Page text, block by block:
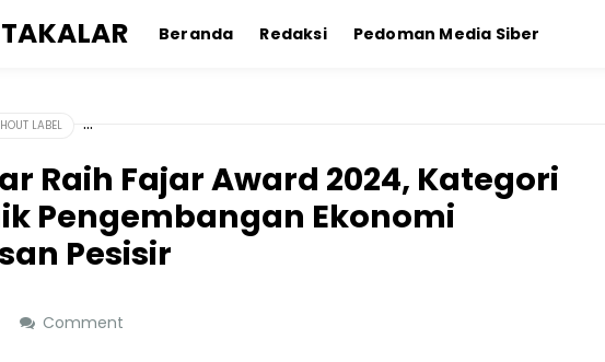
Beranda Redaksi Pedoman Media Siber
LABEL
Raih Fajar Award 2024, Kategori
Pengembangan Ekonomi
Pesisir
Comment